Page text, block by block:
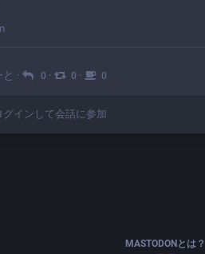
· 0 · 0 · 0
インして会話に参加
MASTODONとは？